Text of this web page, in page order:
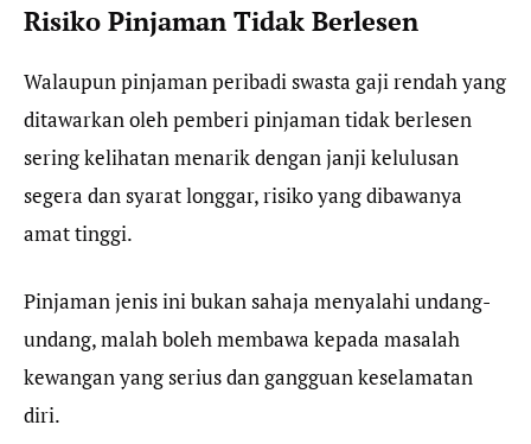
Risiko Pinjaman Tidak Berlesen
Walaupun pinjaman peribadi swasta gaji rendah yang
ditawarkan oleh pemberi pinjaman tidak berlesen
sering kelihatan menarik dengan janji kelulusan
segera dan syarat longgar, risiko yang dibawanya
amat tinggi.
Pinjaman jenis ini bukan sahaja menyalahi undang-
undang, malah boleh membawa kepada masalah
kewangan yang serius dan gangguan keselamatan
diri.